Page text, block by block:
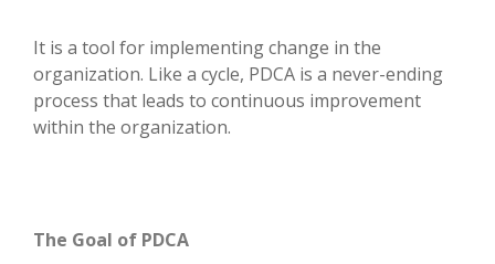
It is a tool for implementing change in the
organization. Like a cycle, PDCA is a never-ending
process that leads to continuous improvement
within the organization.
The Goal of PDCA